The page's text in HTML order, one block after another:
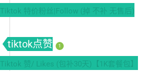
Tiktok 特价粉丝|Follow (掉 不补 无售后)
tiktok点赞 1
Tiktok 赞/ Likes (包补30天)【1K套餐包】